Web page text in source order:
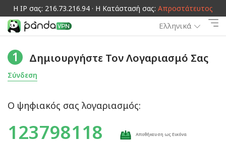
Η IP σας: 216.73.216.94 · Η Κατάστασή σας: Απροστάτευτος
Ελληνικά
1 Δημιουργήστε Τον Λογαριασμό Σας
Σύνδεση
Ο ψηφιακός σας λογαριασμός:
123798118 Αποθήκευση ως Εικόνα